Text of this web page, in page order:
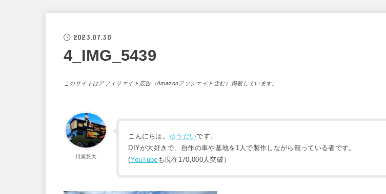
2023.07.30
4_IMG_5439
このサイトはアフィリエイト広告（Amazonアソシエイト含む）掲載しています。
川瀬悠大
こんにちは。ゆうだいです。
DIYが大好きで、自作の車や基地を1人で製作しながら籠っている者です。
(YouTube も現在170,000人突破）